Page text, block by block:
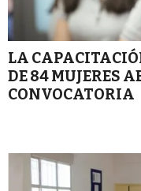
LA
DE 84 MUJERES
CONVOCATORIA